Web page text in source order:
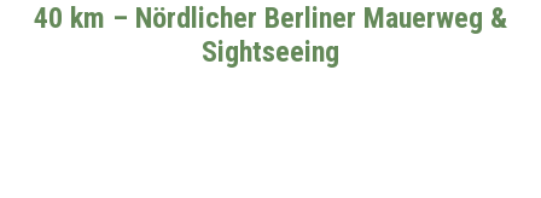
40 km – Nördlicher Berliner Mauerweg &
Sightseeing